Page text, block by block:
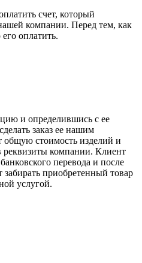
счет, который
компании. Перед тем, как
оплатить.
и определившись с ее
заказ ее нашим
общую стоимость изделий и
реквизиты компании. Клиент
перевода и после
приобретенный товар
услугой.